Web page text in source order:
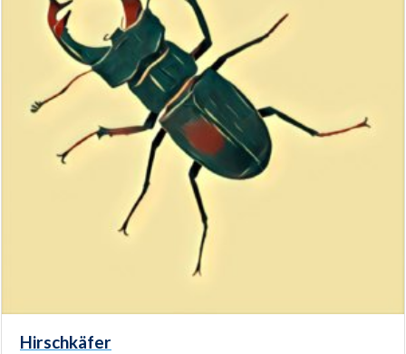
Hirschkäfer